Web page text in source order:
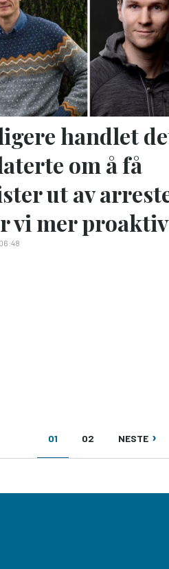
handlet
om å få
ut av
vi mer
NÅVÆRENDE
01 SIDE
02
NESTE
NESTE